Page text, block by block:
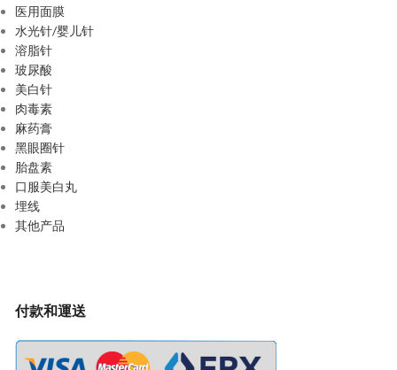
医用面膜
水光针/婴儿针
溶脂针
玻尿酸
美白针
肉毒素
麻药膏
黑眼圈针
胎盘素
口服美白丸
埋线
其他产品
付款和運送